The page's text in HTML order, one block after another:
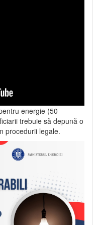
energie (50
trebuie să depună o
procedurii legale.